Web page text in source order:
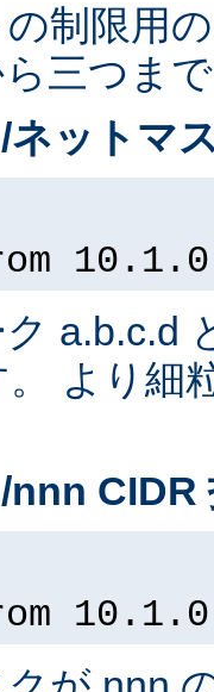
制限用
三つま
ットマ
a.b.c.d
。 より細
CIDR